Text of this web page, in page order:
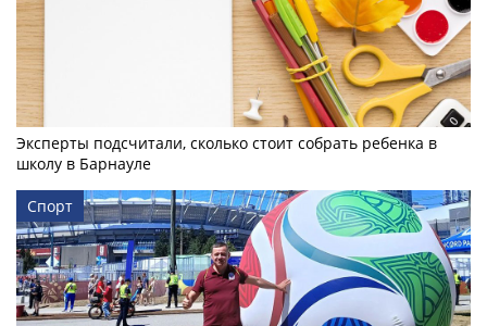
Эксперты подсчитали, сколько стоит собрать ребенка в
школу в Барнауле
Спорт